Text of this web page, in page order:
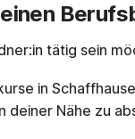
tätig sein
in
deiner Nähe zu